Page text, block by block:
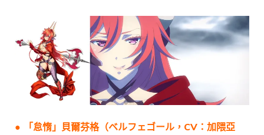
● 「怠惰」貝爾芬格（ベルフェゴール，CV：加隈亞